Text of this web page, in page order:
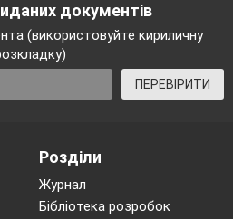
просто клас!
інтернет, у нас адреса
документів
(використовуйте кириличну
ПЕРЕВІРИТИ
Розділи
Журнал
Бібліотека розробок